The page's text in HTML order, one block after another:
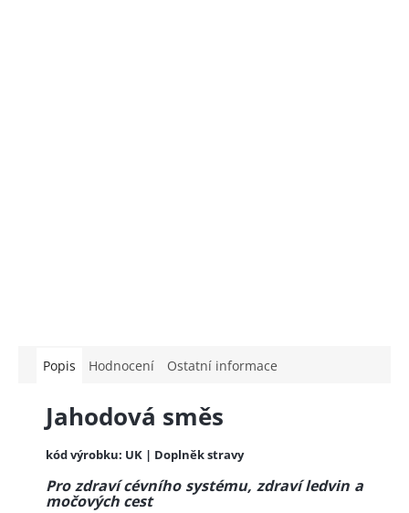
Popis Hodnocení Ostatní informace
Jahodová směs
kód výrobku: UK | Doplněk stravy
Pro zdraví cévního systému, zdraví ledvin a
močových cest